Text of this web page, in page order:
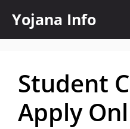
content
Yojana Info
Student
Apply